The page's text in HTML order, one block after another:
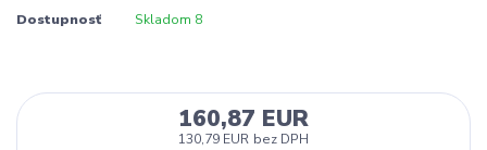
Dostupnosť Skladom 8
160,87 EUR
130,79 EUR bez DPH